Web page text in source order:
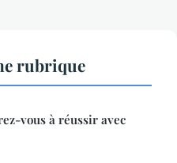
rubrique
vous à réussir avec